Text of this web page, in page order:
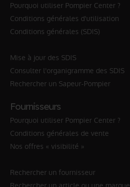
Pourquoi utiliser Pompier Center ?
Conditions générales d'utilisation
Conditions générales (SDIS)
Mise à jour des SDIS
Consulter l'organigramme des SDIS
Rechercher un Sapeur-Pompier
Fournisseurs
Pourquoi utiliser Pompier Center ?
Conditions générales de vente
Nos offres « visibilité »
Rechercher un fournisseur